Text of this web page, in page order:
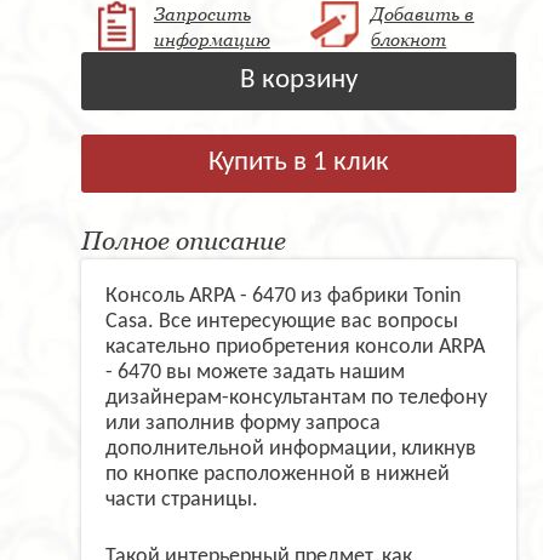
Запросить
информацию
Добавить в
блокнот
В корзину
Купить в 1 клик
Полное описание
Консоль ARPA - 6470 из фабрики Tonin
Casa. Все интересующие вас вопросы
касательно приобретения консоли ARPA
- 6470 вы можете задать нашим
дизайнерам-консультантам по телефону
или заполнив форму запроса
дополнительной информации, кликнув
по кнопке расположенной в нижней
части страницы.